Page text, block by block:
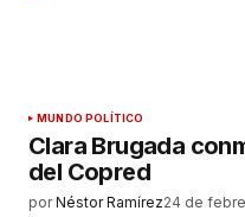
MUNDO POLÍTICO
Clara Brugada
del Copred
por Néstor Ramírez24 de